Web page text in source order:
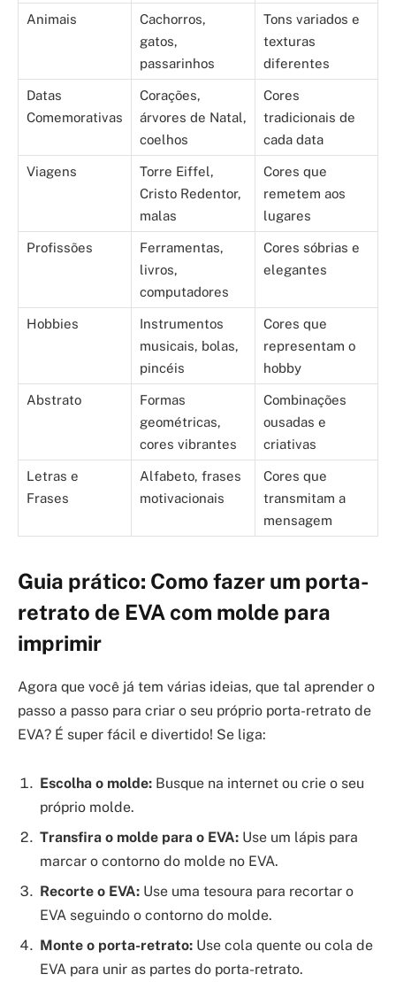
Animais
Cachorros,
gatos,
passarinhos
Tons variados e
texturas
diferentes
Datas
Comemorativas
Corações,
árvores de Natal,
coelhos
Cores
tradicionais de
cada data
Viagens
Torre Eiffel,
Cristo Redentor,
malas
Cores que
remetem aos
lugares
Profissões
Ferramentas,
livros,
computadores
Cores sóbrias e
elegantes
Hobbies
Instrumentos
musicais, bolas,
pincéis
Cores que
representam o
hobby
Abstrato
Formas
geométricas,
cores vibrantes
Combinações
ousadas e
criativas
Letras e
Frases
Alfabeto, frases
motivacionais
Cores que
transmitam a
mensagem
Guia prático: Como fazer um porta-
retrato de EVA com molde para
imprimir
Agora que você já tem várias ideias, que tal aprender o
passo a passo para criar o seu próprio porta-retrato de
EVA? É super fácil e divertido! Se liga:
Escolha o molde: Busque na internet ou crie o seu
próprio molde.
Transfira o molde para o EVA: Use um lápis para
marcar o contorno do molde no EVA.
Recorte o EVA: Use uma tesoura para recortar o
EVA seguindo o contorno do molde.
Monte o porta-retrato: Use cola quente ou cola de
EVA para unir as partes do porta-retrato.